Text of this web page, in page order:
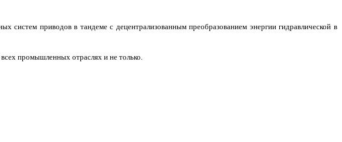
систем приводов в тандеме с децентрализованным преобразованием энергии гидравлической в
промышленных отраслях и не только.